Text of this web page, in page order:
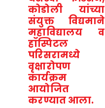
कोडोली यांच्या
संयुक्त विद्यमाने
महाविद्यालय व
हॉस्पिटल
परिसरामध्ये
वृक्षारोपण
कार्यक्रम
आयोजित
करण्यात आला.